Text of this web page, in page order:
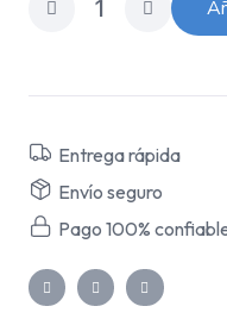
Entrega rápida
Envío seguro
Pago 100%